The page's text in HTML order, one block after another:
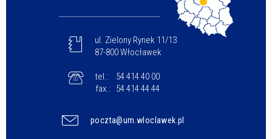
ul. Zielony Rynek 11/13
87-800 Włocławek
tel.:
54 414 40 00
fax.:
54 414 44 44
poczta@um.wloclawek.pl